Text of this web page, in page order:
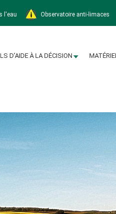
l'eau Observatoire anti-limaces
D’AIDE À LA DÉCISION